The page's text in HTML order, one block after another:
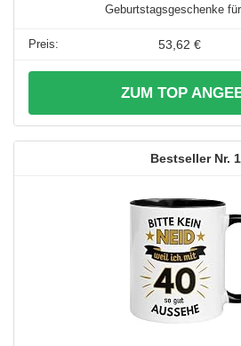
Geburtstagsgeschenke
53,62 €
ZUM TOP